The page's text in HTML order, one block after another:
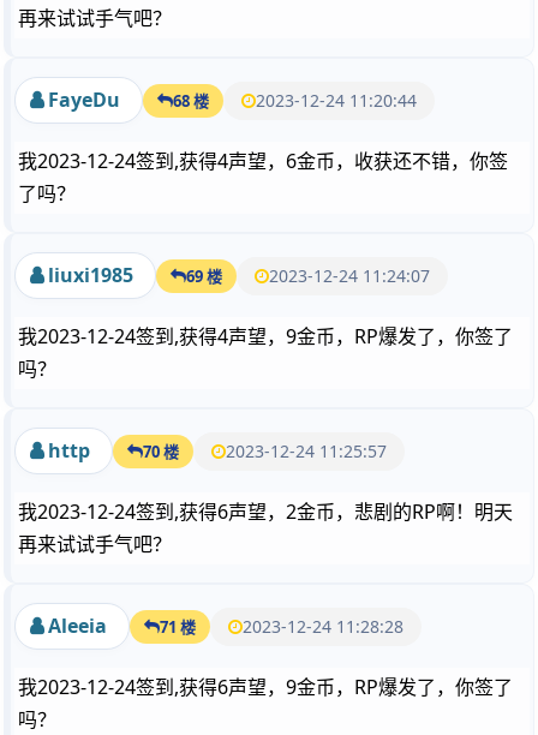
再来试试手气吧？
FayeDu 68 楼 2023-12-24 11:20:44
我2023-12-24签到,获得4声望，6金币，收获还不错，你签
了吗？
liuxi1985 69 楼 2023-12-24 11:24:07
我2023-12-24签到,获得4声望，9金币，RP爆发了，你签了
吗？
http 70 楼 2023-12-24 11:25:57
我2023-12-24签到,获得6声望，2金币，悲剧的RP啊！明天
再来试试手气吧？
Aleeia 71 楼 2023-12-24 11:28:28
我2023-12-24签到,获得6声望，9金币，RP爆发了，你签了
吗？